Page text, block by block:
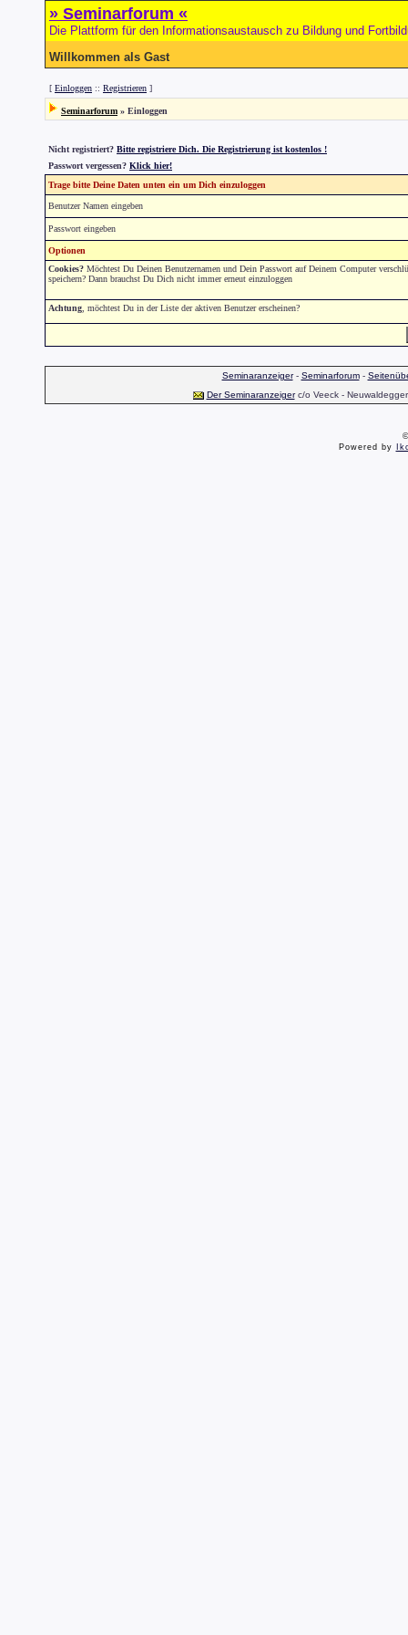
» Seminarforum «
Die Plattform für den Informationsaustausch zu Bildung und
Willkommen als Gast
[ Einloggen :: Registrieren ]
Seminarforum » Einloggen
Nicht registriert? Bitte registriere Dich. Die Registrierung ist kostenlos !
Passwort vergessen? Klick hier!
Trage bitte Deine Daten unten ein um Dich einzuloggen
Benutzer Namen eingeben
Passwort eingeben
Optionen
Cookies? Möchtest Du Deinen Benutzernamen und Dein Passwort auf Deinem Computer
speichern? Dann brauchst Du Dich nicht immer erneut einzuloggen
Achtung , möchtest Du in der Liste der aktiven Benutzer erscheinen?
Seminaranzeiger- Seminarforum-
Der Seminaranzeigerc/o Veeck -
Powered by